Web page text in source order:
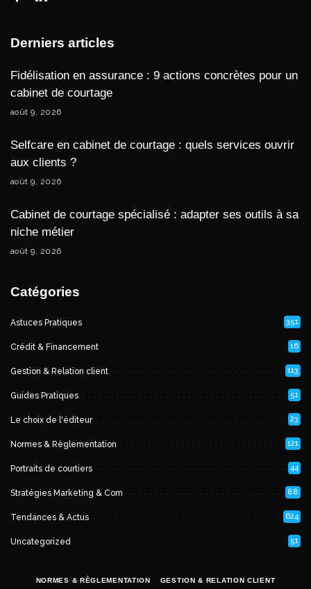
Derniers articles
Fidélisation en assurance : 9 actions concrètes pour un
cabinet de courtage
août 9, 2026
Selfcare en cabinet de courtage : quels services ouvrir
aux clients ?
août 9, 2026
Cabinet de courtage spécialisé : adapter ses outils à sa
niche métier
août 9, 2026
Catégories
Astuces Pratiques 351
Crédit & Financement 16
Gestion & Relation client 113
Guides Pratiques 51
Le choix de l'éditeur 23
Normes & Règlementation 121
Portraits de courtiers 44
Stratégies Marketing & Com 88
Tendances & Actus 624
Uncategorized 51
NORMES & RÈGLEMENTATION GESTION & RELATION CLIENT